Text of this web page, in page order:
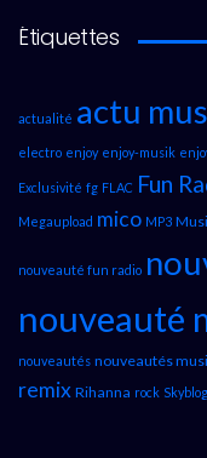
Étiquettes
actualité actu
electro enjoy enjoy-musik
Exclusivité fg FLAC Fun
Megaupload mico MP3
nouveauté fun radio
nouveauté
nouveautés nouveautés
remix Rihanna rock Skyblog